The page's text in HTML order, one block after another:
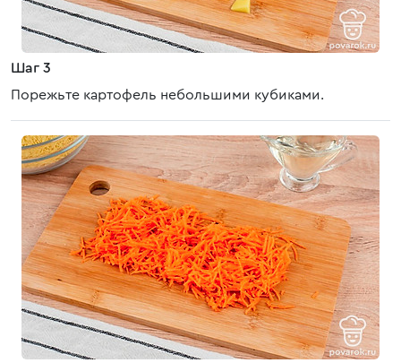
Шаг 3
Порежьте картофель небольшими кубиками.